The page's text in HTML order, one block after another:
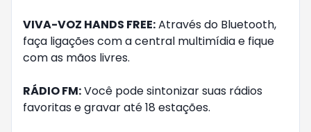
VIVA-VOZ HANDS FREE:Através do Bluetooth,
faça ligações com a central multimídia e fique
com as mãos livres.
RÁDIO FM:Você pode sintonizar suas rádios
favoritas e gravar até 18 estações.